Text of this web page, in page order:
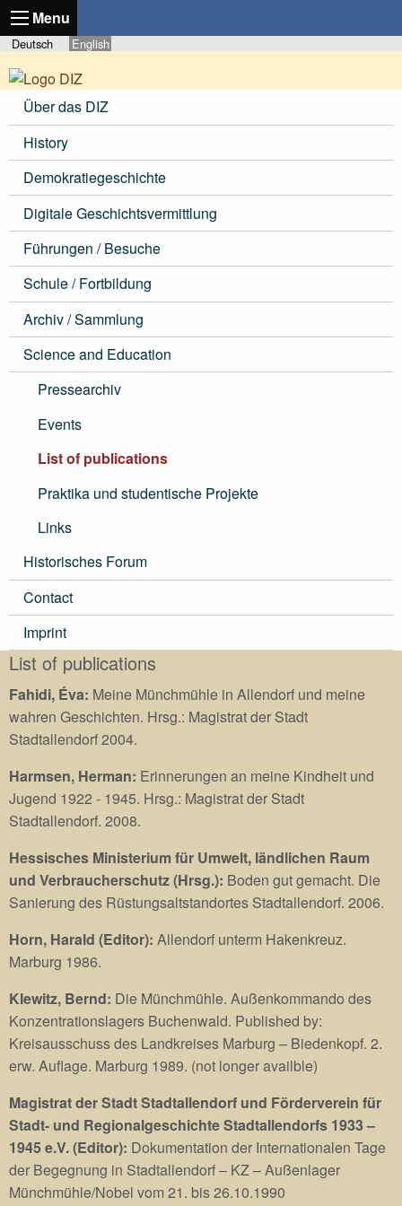
Menu
Deutsch English
Über das DIZ
History
Demokratiegeschichte
Digitale Geschichtsvermittlung
Führungen / Besuche
Schule / Fortbildung
Archiv / Sammlung
Science and Education
Pressearchiv
Events
List of publications
Praktika und studentische Projekte
Links
Historisches Forum
Contact
Imprint
List of publications
Fahidi, Éva: Meine Münchmühle in Allendorf und meine
wahren Geschichten. Hrsg.: Magistrat der Stadt
Stadtallendorf 2004.
Harmsen, Herman: Erinnerungen an meine Kindheit und
Jugend 1922 - 1945. Hrsg.: Magistrat der Stadt
Stadtallendorf. 2008.
Hessisches Ministerium für Umwelt, ländlichen Raum
und Verbraucherschutz (Hrsg.): Boden gut gemacht. Die
Sanierung des Rüstungsaltstandortes Stadtallendorf. 2006.
Horn, Harald (Editor): Allendorf unterm Hakenkreuz.
Marburg 1986.
Klewitz, Bernd: Die Münchmühle. Außenkommando des
Konzentrationslagers Buchenwald. Published by:
Kreisausschuss des Landkreises Marburg – Biedenkopf. 2.
erw. Auflage. Marburg 1989. (not longer availble)
Magistrat der Stadt Stadtallendorf und Förderverein für
Stadt- und Regionalgeschichte Stadtallendorfs 1933 –
1945 e.V. (Editor): Dokumentation der Internationalen Tage
der Begegnung in Stadtallendorf – KZ – Außenlager
Münchmühle/Nobel vom 21. bis 26.10.1990